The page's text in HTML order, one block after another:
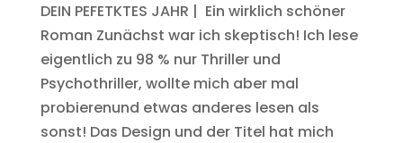
DEIN PEFETKTES JAHR | Ein wirklich schöner
Roman Zunächst war ich skeptisch! Ich lese
eigentlich zu 98 % nur Thriller und
Psychothriller, wollte mich aber mal
probierenund etwas anderes lesen als
sonst! Das Design und der Titel hat mich